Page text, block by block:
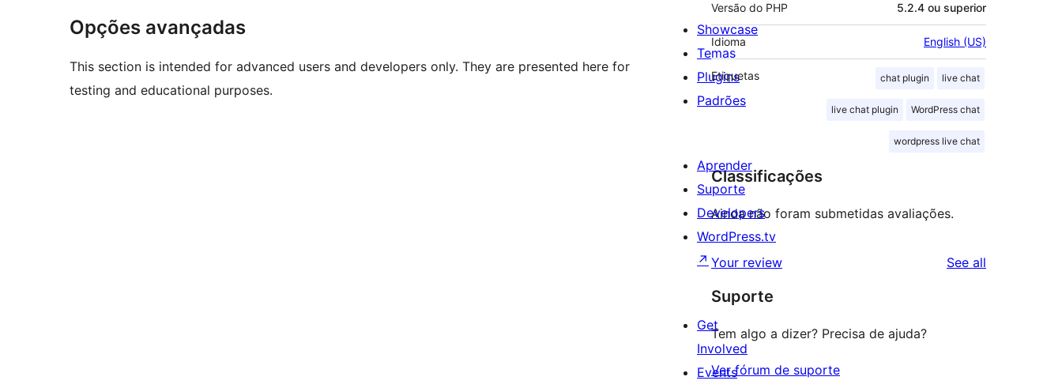
Opções avançadas
This section is intended for advanced users and developers only. They are presented here for
testing and educational purposes.
Versão do PHP 5.2.4 ou superior
Idioma English (US)
Etiquetas chat plugin live chat
live chat plugin WordPress chat
wordpress live chat
Classificações
Ainda não foram submetidas avaliações.
Your review See all
Suporte
Tem algo a dizer? Precisa de ajuda?
Ver fórum de suporte
Showcase
Temas
Plugins
Padrões
Aprender
Suporte
Developers
WordPress.tv
↗
Get
Involved
Events